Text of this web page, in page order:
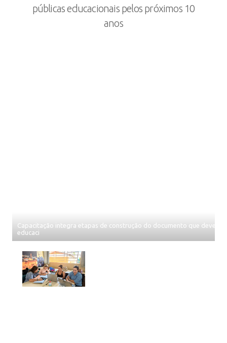
públicas educacionais pelos próximos 10
anos
Capacitação integra etapas de construção do documento que deverá
educaci